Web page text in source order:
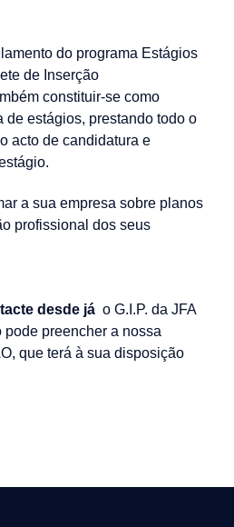
do programa Estágios
de Inserção
constituir-se como
de estágios, prestando todo o
acto de candidatura e
a sua empresa sobre planos
profissional dos seus
desde já o G.I.P. da JFA
preencher a nossa
que terá à sua disposição